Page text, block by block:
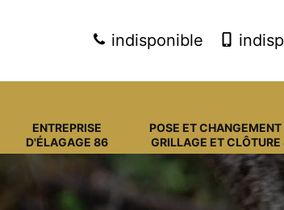
indisponible
ENTREPRISE
D'ÉLAGAGE 86
POSE ET CHANGEMENT
GRILLAGE ET